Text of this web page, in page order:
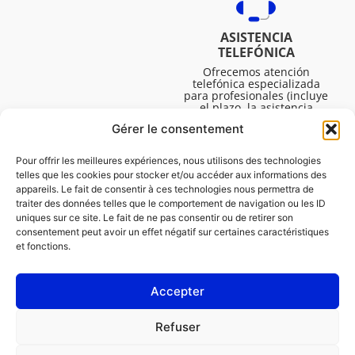
Gérer le consentement
Pour offrir les meilleures expériences, nous utilisons des technologies
telles que les cookies pour stocker et/ou accéder aux informations des
appareils. Le fait de consentir à ces technologies nous permettra de
traiter des données telles que le comportement de navigation ou les ID
uniques sur ce site. Le fait de ne pas consentir ou de retirer son
consentement peut avoir un effet négatif sur certaines caractéristiques
et fonctions.
Accepter
Refuser
ASISTENCIA
TELEFÓNICA
Ofrecemos atención
telefónica especializada
para profesionales (incluye
el plazo, la asistencia
técnica, etc.). El horario es
de lunes a viernes de 08:30